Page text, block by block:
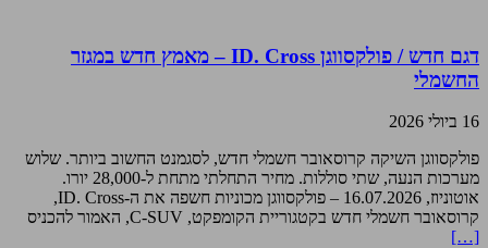
דגם חדש / פולקסווגן ID. Cross – מאמץ חדש במגזר
החשמלי
16 ביולי 2026
פולקסווגן השיקה קרוסאובר חשמלי חדש, לסגמנט החשוב ביותר. שלוש
מערכות הנעה, שתי סוללות. מחיר התחלתי מתחת ל-28,000 יורו.
אוטוניוז, 16.07.2026 – פולקסווגן מכוניות חשפה את ה-ID. Cross,
קרוסאובר חשמלי חדש בקטגוריית הקומפקט, C-SUV, האמור להכניס
[…]